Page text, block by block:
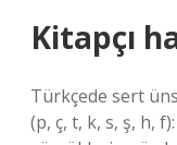
Kitapçı
Türkçede sert
(p, ç, t, k, s, ş, h,